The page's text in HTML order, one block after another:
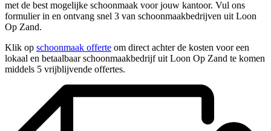
met de best mogelijke schoonmaak voor jouw kantoor. Vul ons
formulier in en ontvang snel 3 van schoonmaakbedrijven uit Loon
Op Zand.
Klik op schoonmaak offerte om direct achter de kosten voor een
lokaal en betaalbaar schoonmaakbedrijf uit Loon Op Zand te komen
middels 5 vrijblijvende offertes.